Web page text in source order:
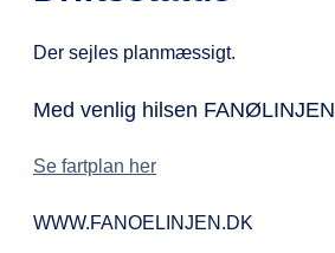
Der sejles planmæssigt.
Med venlig hilsen FANØLINJEN
Se fartplan her
WWW.FANOELINJEN.DK